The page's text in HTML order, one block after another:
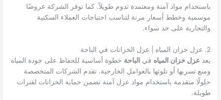
باستخدام مواد آمنة ومعتمدة تدوم طويلاً. كما توفر الشركة عروضًا
موسمية وخطط أسعار مرنة لتناسب احتياجات العملاء السكنية
والتجارية على حد سواء.
2. عزل خزان المياه | عزل الخزانات في الباحة
يعدعزل خزان المياه في الباحة خطوة أساسية للحفاظ على جودة المياه
ومنع تسربها أو تلوثها بالعوامل الخارجية. تقدم الشركات المتخصصة
حلولًا متقدمة باستخدام مواد عزل آمنة تضمن حماية الخزانات لفترات
طويلة.